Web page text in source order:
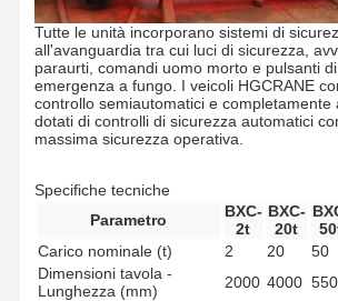
Fatory Tour
Controllo Di
Qualità
Contattaci
Tamburo di cavo metallico
Tutte le unità incorporano sistemi di
all'avanguardia tra cui luci di sicurezza,
paraurti, comandi uomo morto e pulsanti
emergenza a fungo. I veicoli HGCRANE
controllo semiautomatici e completamente
dotati di controlli di sicurezza automatici
massima sicurezza operativa.
Specifiche tecniche
Parametro
BXC-
2t
BXC-
20t
Carico nominale (t)
2 20 50
Dimensioni tavola -
Lunghezza (mm)
2000 4000